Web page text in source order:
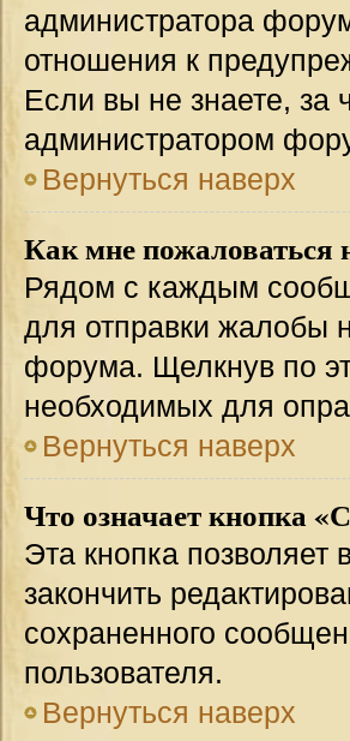
администратора
отношения к
Если вы не знаете, за
администратором
Вернуться наверх
Как мне пожаловаться
Рядом с каждым
для отправки жалобы
форума. Щелкнув по
необходимых для
Вернуться наверх
Что означает кнопка
Эта кнопка позволяет
закончить
сохраненного
пользователя.
Вернуться наверх